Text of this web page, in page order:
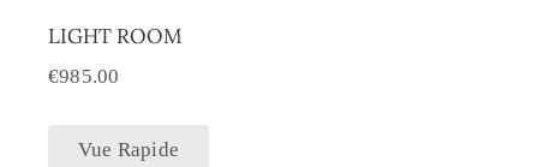
LIGHT ROOM
€985.00
Vue Rapide